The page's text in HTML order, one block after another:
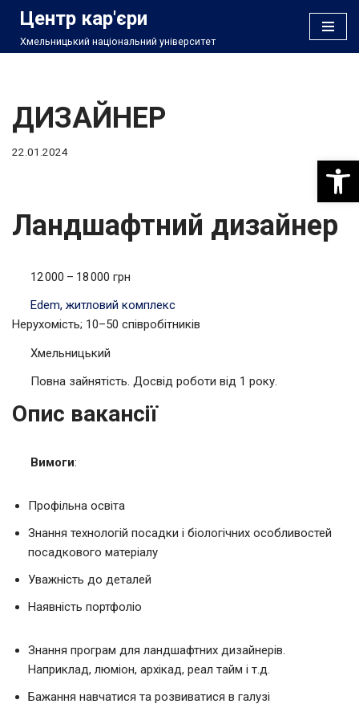
Перейти
Центр кар'єри
Хмельницький національний університет
ДИЗАЙНЕР
22.01.2024
Ландшафтний дизайнер
12 000 – 18 000 грн
Edem, житловий комплекс
Нерухомість; 10–50 співробітників
Хмельницький
Повна зайнятість. Досвід роботи від 1 року.
Опис вакансії
Вимоги:
Профільна освіта
Знання технологій посадки і біологічних особливостей
посадкового матеріалу
Уважність до деталей
Наявність портфоліо
Знання програм для ландшафтних дизайнерів.
Наприклад, люміон, архікад, реал тайм і т.д.
Бажання навчатися та розвиватися в галузі